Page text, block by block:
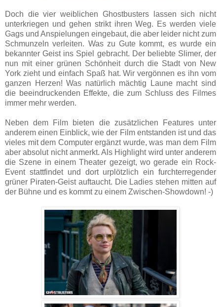
Doch die vier weiblichen Ghostbusters lassen sich nicht
unterkriegen und gehen strikt ihren Weg. Es werden viele
Gags und Anspielungen eingebaut, die aber leider nicht zum
Schmunzeln verleiten. Was zu Gute kommt, es wurde ein
bekannter Geist ins Spiel gebracht. Der beliebte Slimer, der
nun mit einer grünen Schönheit durch die Stadt von New
York zieht und einfach Spaß hat. Wir vergönnen es ihn vom
ganzen Herzen! Was natürlich mächtig Laune macht sind
die beeindruckenden Effekte, die zum Schluss des Filmes
immer mehr werden.
Neben dem Film bieten die zusätzlichen Features unter
anderem einen Einblick, wie der Film entstanden ist und das
vieles mit dem Computer ergänzt wurde, was man dem Film
aber absolut nicht anmerkt. Als Highlight wird unter anderem
die Szene in einem Theater gezeigt, wo gerade ein Rock-
Event stattfindet und dort urplötzlich ein furchterregender
grüner Piraten-Geist auftaucht. Die Ladies stehen mitten auf
der Bühne und es kommt zu einem Zwischen-Showdown! -)